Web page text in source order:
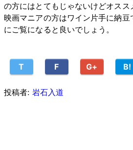
の方にはとてもじゃないけどオスス
映画マニアの方はワイン片手に納
にご覧になると良いでしょう。
T F G+ B!
投稿者: 岩石入道